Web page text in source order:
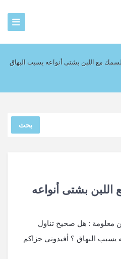
مع اللبن بشتى أنواعه يسبب البهاق
بحث
بشتى أنواعه
معلومة : هل صحيح تناول
يسبب البهاق ؟ أفيدوني جزاكم